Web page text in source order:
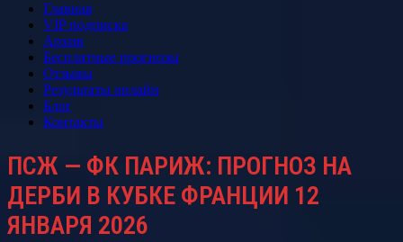
Главная
VIP подписка
Архив
Бесплатные прогнозы
Отзывы
Результаты онлайн
Блог
Контакты
ПСЖ — ФК ПАРИЖ: ПРОГНОЗ НА
ДЕРБИ В КУБКЕ ФРАНЦИИ 12
ЯНВАРЯ 2026